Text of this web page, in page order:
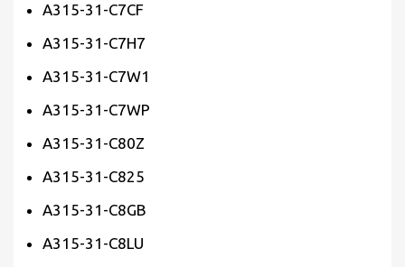
A315-31-C7CF
A315-31-C7H7
A315-31-C7W1
A315-31-C7WP
A315-31-C80Z
A315-31-C825
A315-31-C8GB
A315-31-C8LU